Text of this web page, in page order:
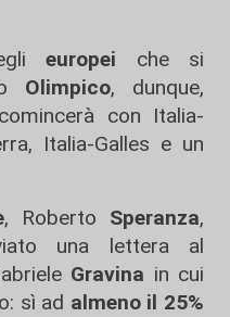
europei che si
Olimpico, dunque,
con Italia-
Italia-Galles e un
, Roberto Speranza,
una lettera al
Gravina in cui
sì ad almeno il 25%